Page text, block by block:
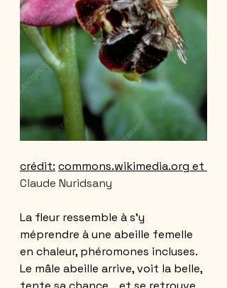
crédit: commons.wikimedia.org et
Claude Nuridsany
La fleur ressemble à s’y
méprendre à une abeille femelle
en chaleur, phéromones incluses.
Le mâle abeille arrive, voit la belle,